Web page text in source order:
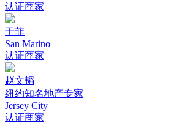
认证商家
于菲
San Marino
认证商家
赵文韬
纽约知名地产专家
Jersey City
认证商家